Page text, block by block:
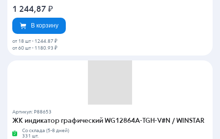
1 244,87 ₽
В корзину
от 18 шт - 1244.87 ₽
от 60 шт - 1180.93 ₽
Артикул: P88653
ЖК индикатор графический WG12864A-TGH-V#N / WINSTAR
Со склада (5-8 дней)
331 шт.